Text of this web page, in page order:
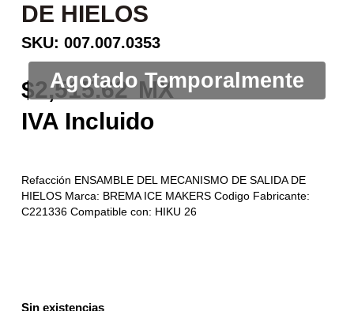
DE HIELOS
SKU: 007.007.0353
2,515.62
Refacción ENSAMBLE DEL MECANISMO DE SALIDA DE
HIELOS Marca: BREMA ICE MAKERS Codigo Fabricante:
C221336 Compatible con: HIKU 26
Sin existencias